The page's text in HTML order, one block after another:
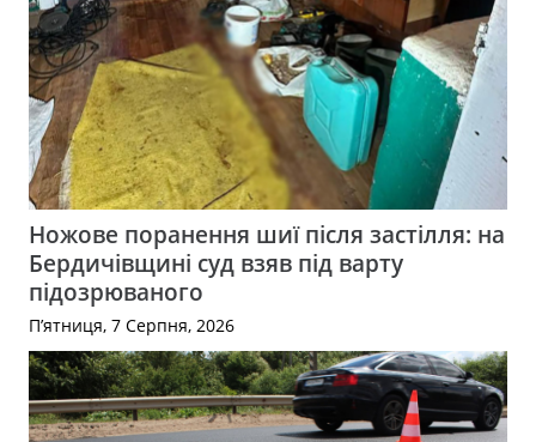
Ножове поранення шиї після застілля: на
Бердичівщині суд взяв під варту
підозрюваного
П’ятниця, 7 Серпня, 2026